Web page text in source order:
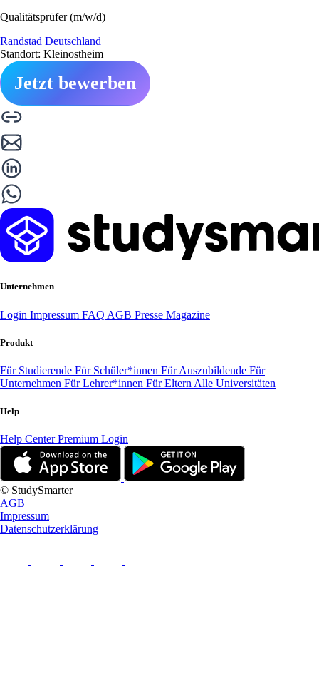
Qualitätsprüfer (m/w/d)
Randstad Deutschland
Standort: Kleinostheim
Jetzt bewerben
Unternehmen
Login Impressum FAQ AGB Presse Magazine
Produkt
Für Studierende Für Schüler*innen Für Auszubildende Für
Unternehmen Für Lehrer*innen Für Eltern Alle Universitäten
Help
Help CenterPremium Login
© StudySmarter
AGB
Impressum
Datenschutzerklärung